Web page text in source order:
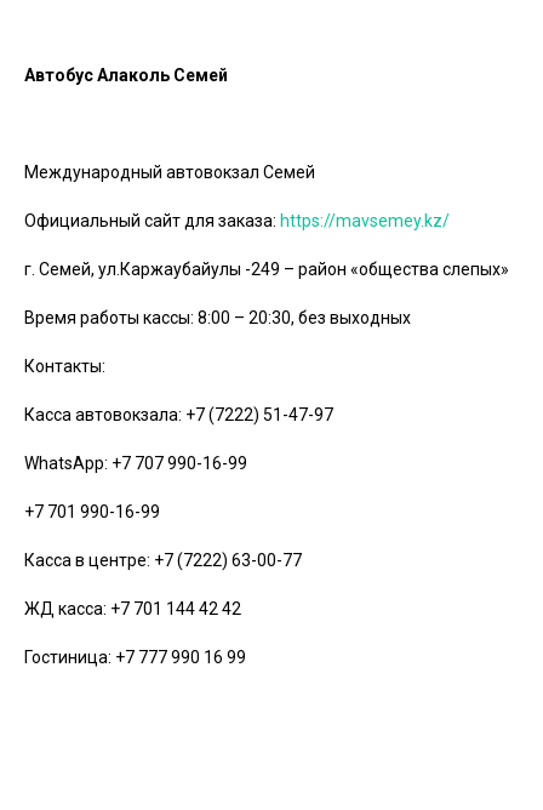
Автобус Алаколь Семей
Международный автовокзал Семей
Официальный сайт для заказа: https://mavsemey.kz/
г. Семей, ул.Каржаубайулы -249 – район «общества слепых»
Время работы кассы: 8:00 – 20:30, без выходных
Контакты:
Касса автовокзала: +7 (7222) 51-47-97
WhatsApp: +7 707 990-16-99
+7 701 990-16-99
Касса в центре: +7 (7222) 63-00-77
ЖД касса: +7 701 144 42 42
Гостиница: +7 777 990 16 99